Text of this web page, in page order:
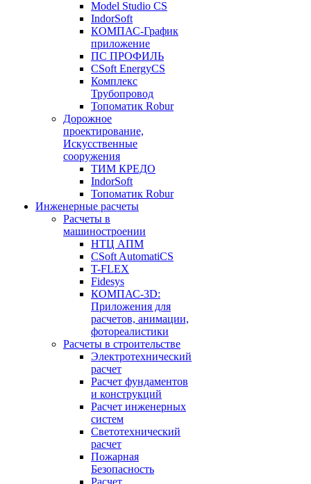
Model Studio CS
IndorSoft
КОМПАС-График
приложение
ПС ПРОФИЛЬ
CSoft EnergyCS
Комплекс
Трубопровод
Топоматик Robur
Дорожное
проектирование,
Искусственные
сооружения
ТИМ КРЕДО
IndorSoft
Топоматик Robur
Инженерные расчеты
Расчеты в
машиностроении
НТЦ АПМ
CSoft AutomatiCS
T-FLEX
Fidesys
КОМПАС-3D:
Приложения для
расчетов, анимации,
фотореалистики
Расчеты в строительстве
Электротехнический
расчет
Расчет фундаментов
и конструкций
Расчет инженерных
систем
Светотехнический
расчет
Пожарная
Безопасность
Расчет